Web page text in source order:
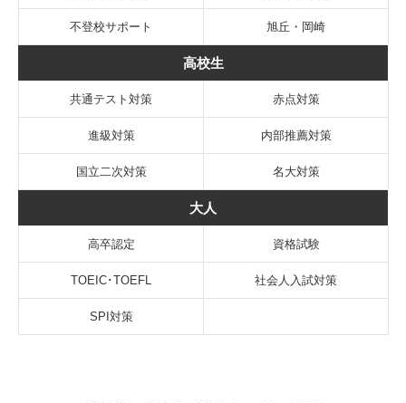
不登校サポート 旭丘・岡崎
高校生
共通テスト対策 赤点対策
進級対策 内部推薦対策
国立二次対策 名大対策
大人
高卒認定 資格試験
TOEIC･TOEFL 社会人入試対策
SPI対策